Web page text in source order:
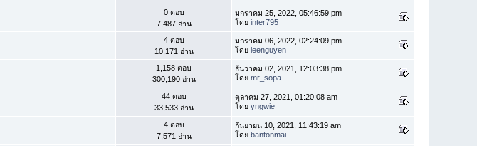
0 ตอบ
7,487 อ่าน
มกราคม 25, 2022, 05:46:59 pm
โดยinter795
4 ตอบ
10,171 อ่าน
มกราคม 06, 2022, 02:24:09 pm
โดยleenguyen
1,158 ตอบ
300,190 อ่าน
ธันวาคม 02, 2021, 12:03:38 pm
โดยmr_sopa
44 ตอบ
33,533 อ่าน
ตุลาคม 27, 2021, 01:20:08 am
โดยyngwie
4 ตอบ
7,571 อ่าน
กันยายน 10, 2021, 11:43:19 am
โดยbantonmai